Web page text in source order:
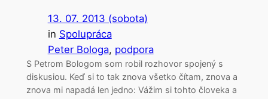
13. 07. 2013 (sobota)
in Spolupráca
Peter Bologa, podpora
S Petrom Bologom som robil rozhovor spojený s
diskusiou. Keď si to tak znova všetko čítam, znova a
znova mi napadá len jedno: Vážim si tohto človeka a